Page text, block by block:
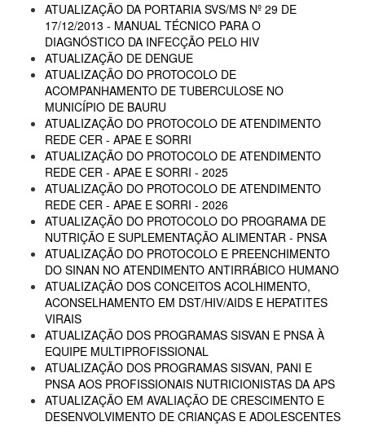
ATUALIZAÇÃO DA PORTARIA SVS/MS Nº 29 DE
17/12/2013 - MANUAL TÉCNICO PARA O
DIAGNÓSTICO DA INFECÇÃO PELO HIV
ATUALIZAÇÃO DE DENGUE
ATUALIZAÇÃO DO PROTOCOLO DE
ACOMPANHAMENTO DE TUBERCULOSE NO
MUNICÍPIO DE BAURU
ATUALIZAÇÃO DO PROTOCOLO DE ATENDIMENTO
REDE CER - APAE E SORRI
ATUALIZAÇÃO DO PROTOCOLO DE ATENDIMENTO
REDE CER - APAE E SORRI - 2025
ATUALIZAÇÃO DO PROTOCOLO DE ATENDIMENTO
REDE CER - APAE E SORRI - 2026
ATUALIZAÇÃO DO PROTOCOLO DO PROGRAMA DE
NUTRIÇÃO E SUPLEMENTAÇÃO ALIMENTAR - PNSA
ATUALIZAÇÃO DO PROTOCOLO E PREENCHIMENTO
DO SINAN NO ATENDIMENTO ANTIRRÁBICO HUMANO
ATUALIZAÇÃO DOS CONCEITOS ACOLHIMENTO,
ACONSELHAMENTO EM DST/HIV/AIDS E HEPATITES
VIRAIS
ATUALIZAÇÃO DOS PROGRAMAS SISVAN E PNSA À
EQUIPE MULTIPROFISSIONAL
ATUALIZAÇÃO DOS PROGRAMAS SISVAN, PANI E
PNSA AOS PROFISSIONAIS NUTRICIONISTAS DA APS
ATUALIZAÇÃO EM AVALIAÇÃO DE CRESCIMENTO E
DESENVOLVIMENTO DE CRIANÇAS E ADOLESCENTES